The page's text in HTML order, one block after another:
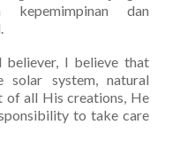
kepemimpinan dan
believer, I believe that
solar system, natural
of all His creations, He
to take care